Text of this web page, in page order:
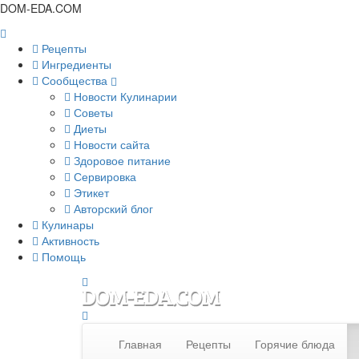
DOM-EDA.COM
Рецепты
Ингредиенты
Сообщества
Новости Кулинарии
Советы
Диеты
Новости сайта
Здоровое питание
Сервировка
Этикет
Авторский блог
Кулинары
Активность
Помощь
Главная Рецепты Горячие блюда